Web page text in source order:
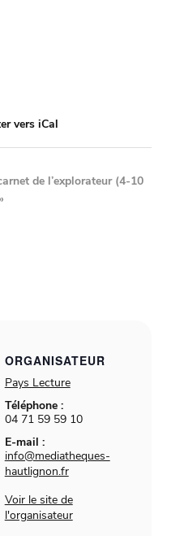
vers iCal
ORGANISATEUR
Pays Lecture
Téléphone :
04 71 59 59 10
E-mail :
info@mediatheques-
hautlignon.fr
Voir le site de
l'organisateur
de l’explorateur (4-10